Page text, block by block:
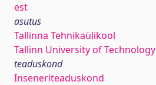
est
asutus
Tallinna Tehnikaülikool
Tallinn University of Technology
teaduskond
Inseneriteaduskond